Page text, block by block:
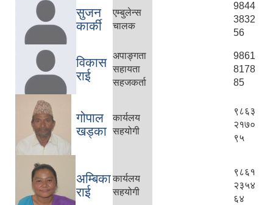
सुजन
कार्की
एम्बुलेन्स
चालक
9844
3832
56
विकास
राई
अपाङ्गता
सहायता
सहजकर्ता
9861
8178
85
गोपाल
खड्का
कार्यलय
सहयोगी
९८६३
२१७०
९५
अम्बिका
राई
कार्यलय
सहयोगी
९८६१
२३५४
६४